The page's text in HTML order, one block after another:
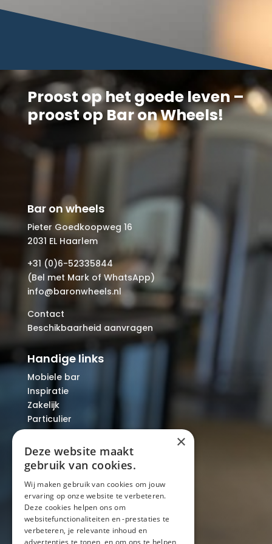
Proost op het goede leven –
proost op Bar on Wheels!
Bar on wheels
Pieter Goedkoopweg 16
2031 EL Haarlem
+31 (0)6-52335844
(Bel met Mark of WhatsApp)
info@baronwheels.nl
Contact
Beschikbaarheid aanvragen
Handige links
Mobiele bar
Inspiratie
Zakelijk
Particulier
Over ons
Blog
Locaties
Mobiele bar
Mobiele bar huren
Bier/wijn/fris bar
×
Deze website maakt
gebruik van cookies.
Wij maken gebruik van cookies om jouw
ervaring op onze website te verbeteren.
Deze cookies helpen ons om
websitefunctionaliteiten en -prestaties te
verbeteren, je relevante inhoud en
advertenties te tonen, en om ons te helpen